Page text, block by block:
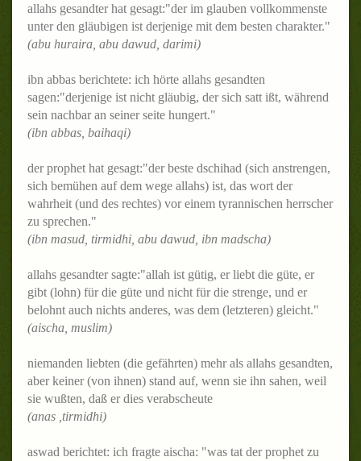
allahs gesandter hat gesagt:"der im glauben vollkommenste
unter den gläubigen ist derjenige mit dem besten charakter."
(abu huraira, abu dawud, darimi)
ibn abbas berichtete: ich hörte allahs gesandten
sagen:"derjenige ist nicht gläubig, der sich satt ißt, während
sein nachbar an seiner seite hungert."
(ibn abbas, baihaqi)
der prophet hat gesagt:"der beste dschihad (sich anstrengen,
sich bemühen auf dem wege allahs) ist, das wort der
wahrheit (und des rechtes) vor einem tyrannischen herrscher
zu sprechen."
(ibn masud, tirmidhi, abu dawud, ibn madscha)
allahs gesandter sagte:"allah ist gütig, er liebt die güte, er
gibt (lohn) für die güte und nicht für die strenge, und er
belohnt auch nichts anderes, was dem (letzteren) gleicht."
(aischa, muslim)
niemanden liebten (die gefährten) mehr als allahs gesandten,
aber keiner (von ihnen) stand auf, wenn sie ihn sahen, weil
sie wußten, daß er dies verabscheute
(anas ,tirmidhi)
aswad berichtet: ich fragte aischa: "was tat der prophet zu